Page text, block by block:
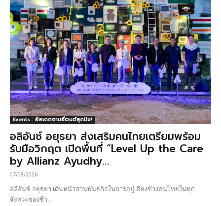
Events : อัพเดตงานอีเวนต์สุดปัง!
อลิอันซ์ อยุธยา ส่งเสริมคนไทยเตรียมพร้อม
รับมือวิกฤต เปิดพื้นที่ “Level Up the Care
by Allianz Ayudhy...
07/08/2026
อลิอันซ์ อยุธยา เดินหน้าสานพันธกิจในการอยู่เคียงข้างคนไทยในทุก
จังหวะของชีว...